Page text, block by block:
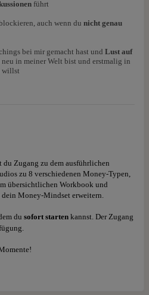
führt
auch wenn du nicht genau
bei mir gemacht hast und Lust auf
neu in meiner Welt bist und erstmalig in
willst
Zugang zu dem ausführlichen
zu 8 verschiedenen Money-Typen,
übersichtlichen Workbook und
Money-Mindset erweitern.
du sofort starten kannst. Der Zugang